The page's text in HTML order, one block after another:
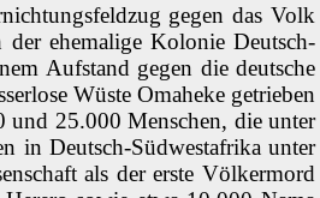
gegen das Volk
ehemalige Kolonie Deutsch-
Aufstand gegen die deutsche
Wüste Omaheke getrieben
und 25.000 Menschen, die unter
in Deutsch-Südwestafrika unter
als der erste Völkermord